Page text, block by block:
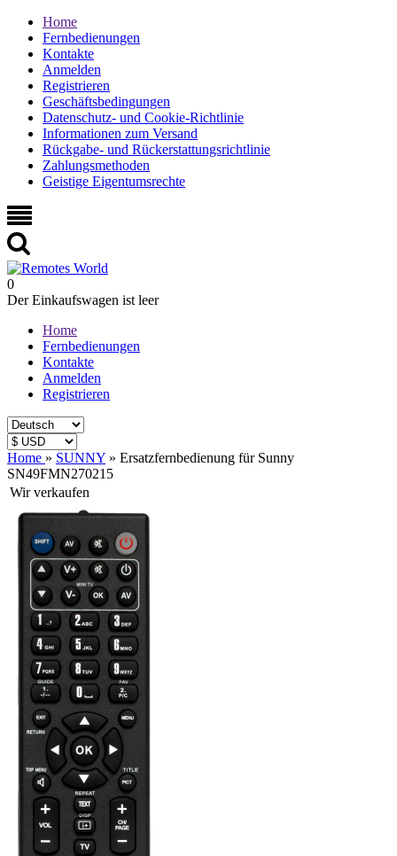
Home
Fernbedienungen
Kontakte
Anmelden
Registrieren
Geschäftsbedingungen
Datenschutz- und Cookie-Richtlinie
Informationen zum Versand
Rückgabe- und Rückerstattungsrichtlinie
Zahlungsmethoden
Geistige Eigentumsrechte
0
Der Einkaufswagen ist leer
Home
Fernbedienungen
Kontakte
Anmelden
Registrieren
Home » SUNNY » Ersatzfernbedienung für Sunny
SN49FMN270215
Wir verkaufen